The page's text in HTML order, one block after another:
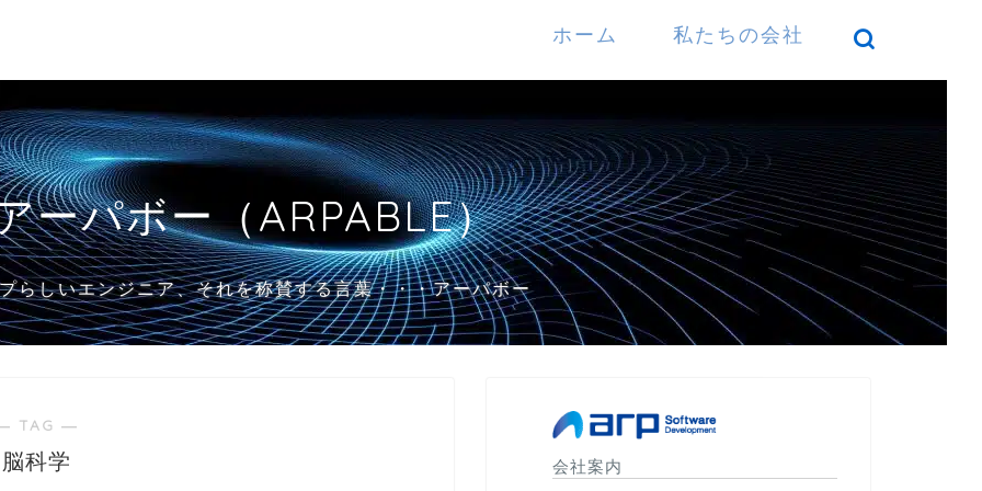
ホーム 私たちの会社
ーパボー（ARPABLE）
らしいエンジニア、それを称賛する言葉・・・アーパボー
TAG ―
脳科学
会社案内